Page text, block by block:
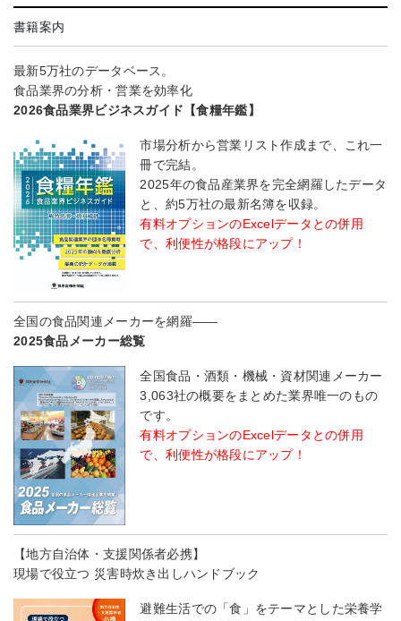
書籍案内
最新5万社のデータベース。
食品業界の分析・営業を効率化
2026食品業界ビジネスガイド【食糧年鑑】
市場分析から営業リスト作成まで、これ一
冊で完結。
2025年の食品産業界を完全網羅したデータ
と、約5万社の最新名簿を収録。
有料オプションのExcelデータとの併用
で、利便性が格段にアップ！
全国の食品関連メーカーを網羅――
2025食品メーカー総覧
全国食品・酒類・機械・資材関連メーカー
3,063社の概要をまとめた業界唯一のもの
です。
有料オプションのExcelデータとの併用
で、利便性が格段にアップ！
【地方自治体・支援関係者必携】
現場で役立つ 災害時炊き出しハンドブック
避難生活での「食」をテーマとした栄養学